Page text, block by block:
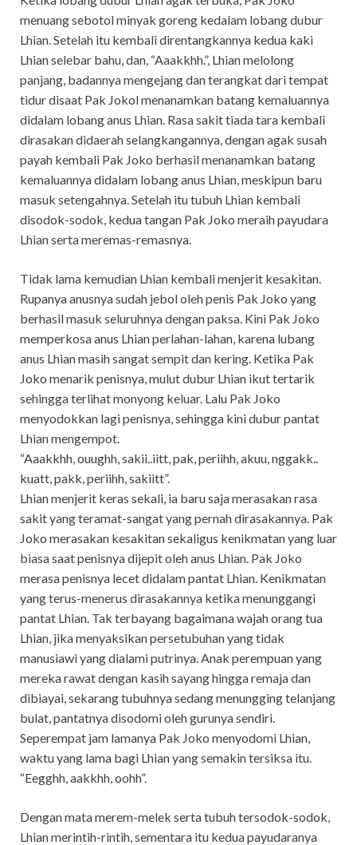
menuang sebotol minyak goreng kedalam lobang dubur
Lhian. Setelah itu kembali direntangkannya kedua kaki
Lhian selebar bahu, dan, “Aaakkhh.”, Lhian melolong
panjang, badannya mengejang dan terangkat dari tempat
tidur disaat Pak Jokol menanamkan batang kemaluannya
didalam lobang anus Lhian. Rasa sakit tiada tara kembali
dirasakan didaerah selangkangannya, dengan agak susah
payah kembali Pak Joko berhasil menanamkan batang
kemaluannya didalam lobang anus Lhian, meskipun baru
masuk setengahnya. Setelah itu tubuh Lhian kembali
disodok-sodok, kedua tangan Pak Joko meraih payudara
Lhian serta meremas-remasnya.
Tidak lama kemudian Lhian kembali menjerit kesakitan.
Rupanya anusnya sudah jebol oleh penis Pak Joko yang
berhasil masuk seluruhnya dengan paksa. Kini Pak Joko
memperkosa anus Lhian perlahan-lahan, karena lubang
anus Lhian masih sangat sempit dan kering. Ketika Pak
Joko menarik penisnya, mulut dubur Lhian ikut tertarik
sehingga terlihat monyong keluar. Lalu Pak Joko
menyodokkan lagi penisnya, sehingga kini dubur pantat
Lhian mengempot.
“Aaakkhh, ouughh, sakii..iitt, pak, periihh, akuu, nggakk..
kuatt, pakk, periihh, sakiitt”.
Lhian menjerit keras sekali, ia baru saja merasakan rasa
sakit yang teramat-sangat yang pernah dirasakannya. Pak
Joko merasakan kesakitan sekaligus kenikmatan yang luar
biasa saat penisnya dijepit oleh anus Lhian. Pak Joko
merasa penisnya lecet didalam pantat Lhian. Kenikmatan
yang terus-menerus dirasakannya ketika menunggangi
pantat Lhian. Tak terbayang bagaimana wajah orang tua
Lhian, jika menyaksikan persetubuhan yang tidak
manusiawi yang dialami putrinya. Anak perempuan yang
mereka rawat dengan kasih sayang hingga remaja dan
dibiayai, sekarang tubuhnya sedang menungging telanjang
bulat, pantatnya disodomi oleh gurunya sendiri.
Seperempat jam lamanya Pak Joko menyodomi Lhian,
waktu yang lama bagi Lhian yang semakin tersiksa itu.
“Eegghh, aakkhh, oohh”.
Dengan mata merem-melek serta tubuh tersodok-sodok,
Lhian merintih-rintih, sementara itu kedua payudaranya